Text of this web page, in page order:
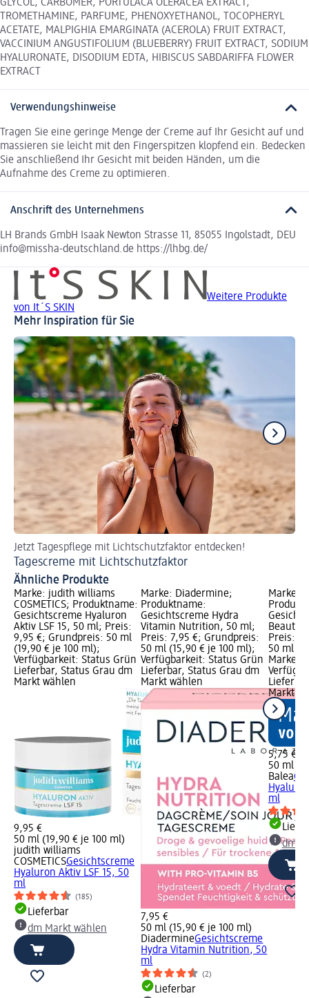
GLYCOL, CARBOMER, PORTULACA OLERACEA EXTRACT,
TROMETHAMINE, PARFUME, PHENOXYETHANOL, TOCOPHERYL
ACETATE, MALPIGHIA EMARGINATA (ACEROLA) FRUIT EXTRACT,
VACCINIUM ANGUSTIFOLIUM (BLUEBERRY) FRUIT EXTRACT, SODIUM
HYALURONATE, DISODIUM EDTA, HIBISCUS SABDARIFFA FLOWER
EXTRACT
Verwendungshinweise
Tragen Sie eine geringe Menge der Creme auf Ihr Gesicht auf und
massieren sie leicht mit den Fingerspitzen klopfend ein. Bedecken
Sie anschließend Ihr Gesicht mit beiden Händen, um die
Aufnahme des Creme zu optimieren.
Anschrift des Unternehmens
LH Brands GmbH Isaak Newton Strasse 11, 85055 Ingolstadt, DEU
info@missha-deutschland.de https://lhbg.de/
Weitere Produkte
von It´S SKIN
Mehr Inspiration für Sie
Jetzt Tagespflege mit Lichtschutzfaktor entdecken!
Tagescreme mit Lichtschutzfaktor
Ähnliche Produkte
Marke: judith williams
COSMETICS; Produktname:
Gesichtscreme Hyaluron
Aktiv LSF 15, 50 ml; Preis:
9,95 €; Grundpreis: 50 ml
(19,90 € je 100 ml);
Verfügbarkeit: Status Grün
Lieferbar, Status Grau dm
Markt wählen
9,95 €
50 ml (19,90 € je 100 ml)
judith williams
COSMETICSGesichtscreme
Hyaluron Aktiv LSF 15, 50
ml
(185)
Lieferbar
dm Markt wählen
Marke: Diadermine;
Produktname:
Gesichtscreme Hydra
Vitamin Nutrition, 50 ml;
Preis: 7,95 €; Grundpreis:
50 ml (15,90 € je 100 ml);
Verfügbarkeit: Status Grün
Lieferbar, Status Grau dm
Markt wählen
7,95 €
50 ml (15,90 € je 100 ml)
DiadermineGesichtscreme
Hydra Vitamin Nutrition, 50
ml
(2)
Lieferbar
Marke:
Beauty
Preis:
50 ml
Marke
Markt
5,75 €
50 ml
Balea
ml
dm